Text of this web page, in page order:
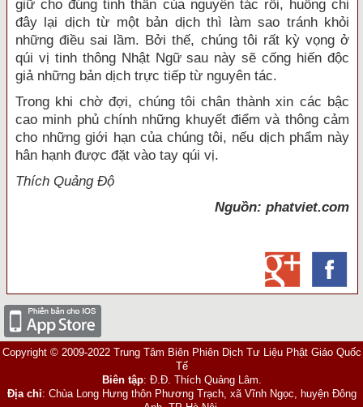
giữ cho đúng tinh thần của nguyên tác rồi, huống chi
đây lại dịch từ một bản dịch thì làm sao tránh khỏi
những điều sai lầm. Bởi thế, chúng tôi rất kỳ vọng ở
qúi vị tinh thông Nhật Ngữ sau này sẽ cống hiến độc
giả những bản dịch trực tiếp từ nguyên tác.
Trong khi chờ đợi, chúng tôi chân thành xin các bậc
cao minh phủ chính những khuyết điểm và thông cảm
cho những giới hạn của chúng tôi, nếu dịch phẩm này
hân hạnh được đặt vào tay qúi vị.
Thích Quảng Độ
Nguồn: phatviet.com
Copyright © 2009-2022 Trung Tâm Biên Phiên Dịch Tư Liệu Phật Giáo Quốc
Tế
Biên tập: Đ.Đ. Thích Quảng Lâm.
Địa chỉ: Chùa Long Hưng thôn Phương Trạch, xã Vĩnh Ngọc, huyện Đông